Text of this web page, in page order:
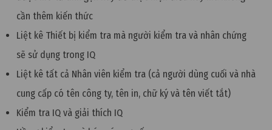
cần thêm kiến thức
Liệt kê Thiết bị kiểm tra mà người kiểm tra và nhân chứng
sẽ sử dụng trong IQ
Liệt kê tất cả Nhân viên kiểm tra (cả người dùng cuối và nhà
cung cấp có tên công ty, tên in, chữ ký và tên viết tắt)
Kiểm tra IQ và giải thích IQ